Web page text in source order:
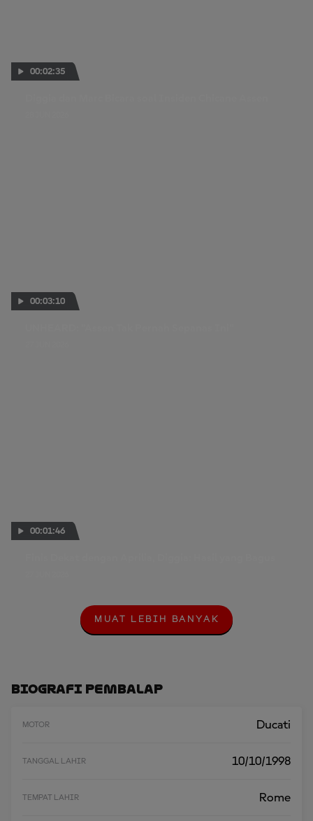
00:02:35
00:03:10
00:01:46
M
U
E
B
MUAT LEBIH BANYAK
Biografi Pembalap
MOTOR Ducati
TANGGAL LAHIR 10/10/1998
TEMPAT LAHIR Rome